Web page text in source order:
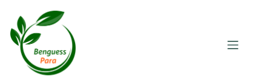
contenu